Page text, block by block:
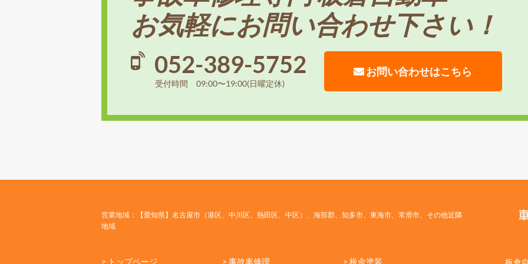
お気軽にお問い合わせ下さい！
052-389-5752
受付時間 09:00〜19:00(日曜定休)
お問い合わせはこちら
営業地域：【愛知県】名古屋市（港区、中川区、熱田区、中区）、海部郡、知多市、東海市、常滑市、その他近隣
地域
> トップページ > 事故車修理 > 板金塗装 板倉